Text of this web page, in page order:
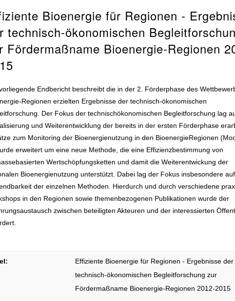
Bioenergie für Regionen -
technisch-ökonomischen
Fördermaßname Bioenergie-Regionen
Endbericht beschreibt die in der 2. Förderphase des
Regionen erzielten Ergebnisse der technisch-ökonomischen
Der Fokus der technischökonomischen Begleitforschung lag
und Weiterentwicklung der bereits in der ersten Förderphase
zum Monitoring der Bioenergienutzung in den BioenergieRegionen
erweitert um eine neue Methode, die eine Effizienzbestimmung von
Wertschöpfungsketten und damit die Weiterentwickung der
Bioenergienutzung unterstützt. Dabei lag der Fokus insbesondere
der einzelnen Methoden. Hierdurch und durch verschiedene
in den Regionen sowie themenbezogenen Publikationen wurde der
zwischen beteiligten Akteuren und der interessierten
Effiziente Bioenergie für Regionen - Ergebnisse der
technisch-ökonomischen Begleitforschung zur
Fördermaßname Bioenergie-Regionen 2012-2015